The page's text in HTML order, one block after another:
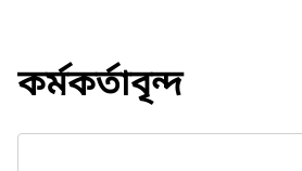
কর্মকর্তাবৃন্দ